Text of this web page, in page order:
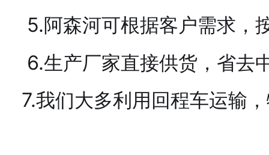
5.阿森河可根据客户需求，
6.生产厂家直接供货，省去
7.我们大多利用回程车运输